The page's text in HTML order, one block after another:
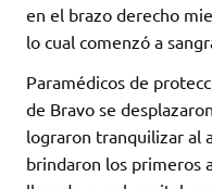
en el brazo derecho
lo cual comenzó a
Paramédicos de
de Bravo se
lograron tranquilizar al
brindaron los primeros